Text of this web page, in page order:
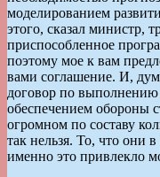
моделированием
этого, сказал министр,
приспособленное
поэтому мое к вам
вами соглашение. И,
договор по выполнению
обеспечением обороны
огромном по составу
так нельзя. То, что они
именно это привлекло